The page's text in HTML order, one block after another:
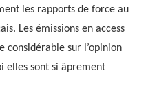
les rapports de force au
Les émissions en access
considérable sur l’opinion
elles sont si âprement